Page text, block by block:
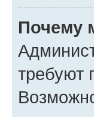
Почему
требуют